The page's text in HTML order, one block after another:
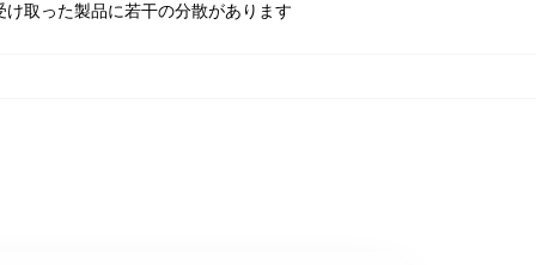
取った製品に若干の分散があります